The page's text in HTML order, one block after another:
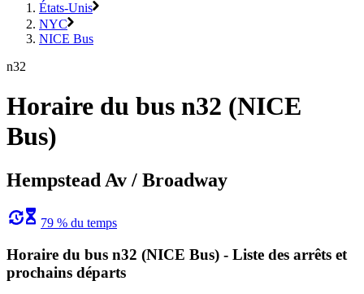
États-Unis
NYC
NICE Bus
n32
Horaire du bus n32 (NICE
Bus)
Hempstead Av / Broadway
79 % du temps
Horaire du bus n32 (NICE Bus) - Liste des arrêts et
prochains départs